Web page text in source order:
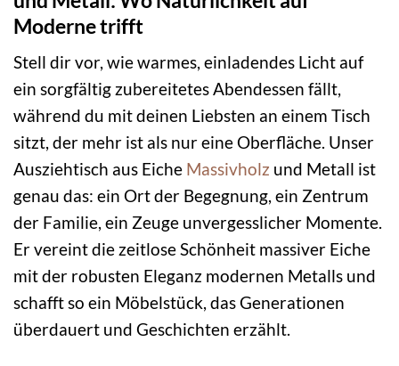
Moderne trifft
Stell dir vor, wie warmes, einladendes Licht auf
ein sorgfältig zubereitetes Abendessen fällt,
während du mit deinen Liebsten an einem Tisch
sitzt, der mehr ist als nur eine Oberfläche. Unser
Ausziehtisch aus Eiche Massivholz und Metall ist
genau das: ein Ort der Begegnung, ein Zentrum
der Familie, ein Zeuge unvergesslicher Momente.
Er vereint die zeitlose Schönheit massiver Eiche
mit der robusten Eleganz modernen Metalls und
schafft so ein Möbelstück, das Generationen
überdauert und Geschichten erzählt.